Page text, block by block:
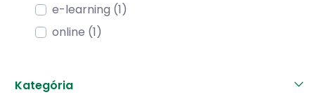
e-learning (1)
online (1)
Kategória